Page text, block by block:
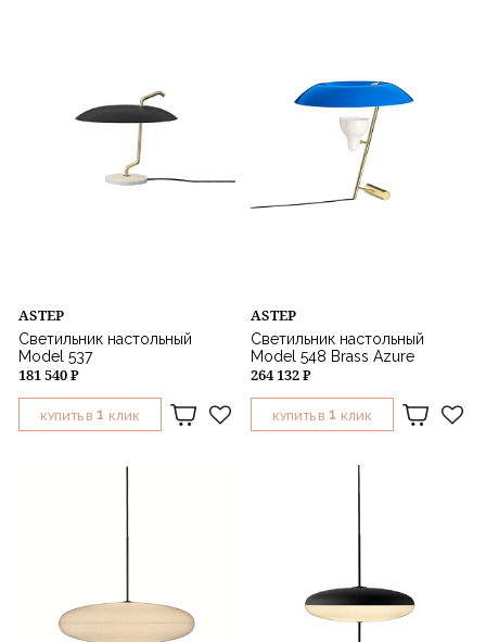
Назначение
ASTEP
Светильник настольный
Model 537
181 540 ₽
КУПИТЬ В 1 КЛИК
ASTEP
Светильник настольный
Model 548 Brass Azure
264 132 ₽
КУПИТЬ В 1 КЛИК